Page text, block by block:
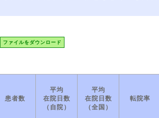
ファイルをダウンロード
患者数
平均
在院日数
（自院）
平均
在院日数
（全国）
転院率